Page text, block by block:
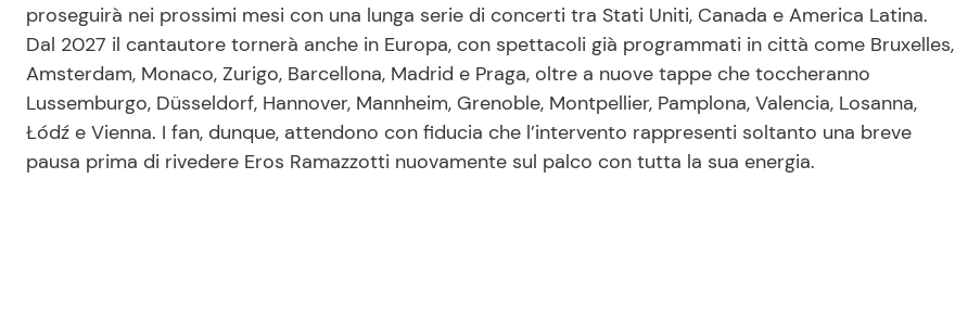
proseguirà nei prossimi mesi con una lunga serie di concerti tra Stati Uniti, Canada e America Latina.
Dal 2027 il cantautore tornerà anche in Europa, con spettacoli già programmati in città come Bruxelles,
Amsterdam, Monaco, Zurigo, Barcellona, Madrid e Praga, oltre a nuove tappe che toccheranno
Lussemburgo, Düsseldorf, Hannover, Mannheim, Grenoble, Montpellier, Pamplona, Valencia, Losanna,
Łódź e Vienna. I fan, dunque, attendono con fiducia che l’intervento rappresenti soltanto una breve
pausa prima di rivedere Eros Ramazzotti nuovamente sul palco con tutta la sua energia.